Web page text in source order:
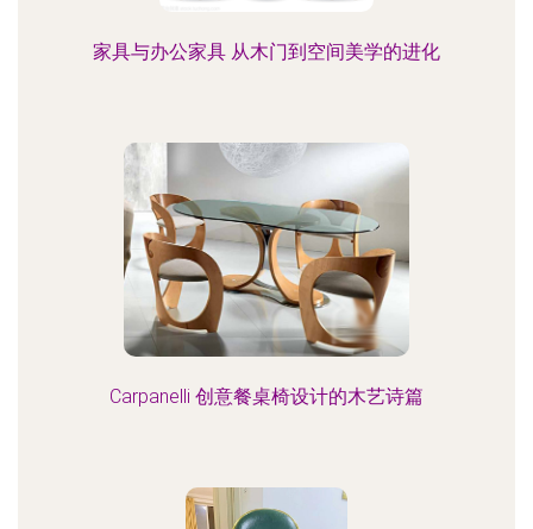
家具与办公家具 从木门到空间美学的进化
Carpanelli 创意餐桌椅设计的木艺诗篇